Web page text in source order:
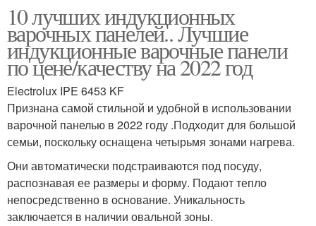
10 лучших индукционных
варочных панелей.. Лучшие
индукционные варочные панели
по цене/качеству на 2022 год
Electrolux IPE 6453 KF
Признана самой стильной и удобной в использовании
варочной панелью в 2022 году .Подходит для большой
семьи, поскольку оснащена четырьмя зонами нагрева.
Они автоматически подстраиваются под посуду,
распознавая ее размеры и форму. Подают тепло
непосредственно в основание. Уникальность
заключается в наличии овальной зоны.